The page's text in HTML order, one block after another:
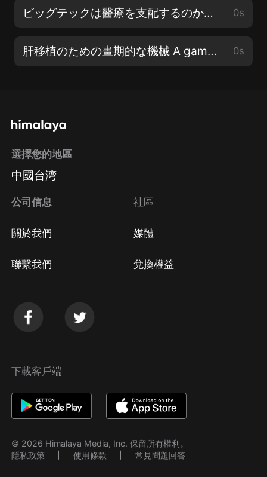
ビッグテックは醫療を支配するのか？ Is Big Tech taking over Healthcare? 0s
肝移植のための畫期的な機械 A game-changing machine for liver transplantation 0s
選擇您的地區
中國台湾
公司信息
關於我們
聯繫我們
社區
媒體
兌換權益
下載客戶端
© 2026 Himalaya Media, Inc. 保留所有權利。
隱私政策
使用條款 常見問題回答